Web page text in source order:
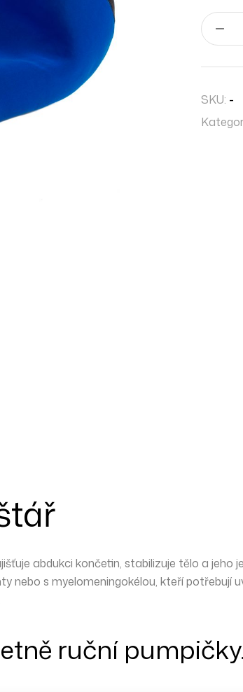
SKU: -
abdukci končetin, stabilizuje tělo a jeho
nebo s myelomeningokélou, kteří
ruční pumpičky.